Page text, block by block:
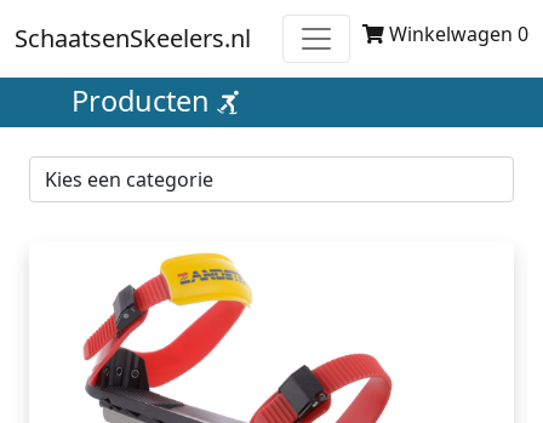
SchaatsenSkeelers.nl Winkelwagen 0
Producten